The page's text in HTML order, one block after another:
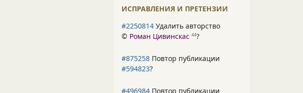
ИСПРАВЛЕНИЯ И ПРЕТЕНЗИИ
#2250814 Удалить авторство
© Роман Цивинскас 44?
#875258 Повтор публикации
#594823?
#496984 Повтор публикации